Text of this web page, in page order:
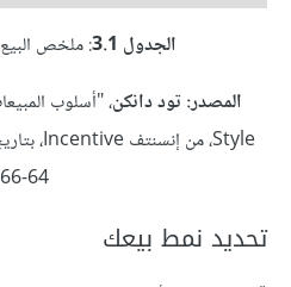
الجدول 3.1
: ملخص البيع
المصدر: تود دانكن
64-66
تحديد نمط بيعك